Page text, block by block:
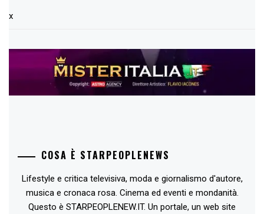
x
COSA È STARPEOPLENEWS
Lifestyle e critica televisiva, moda e giornalismo d'autore,
musica e cronaca rosa. Cinema ed eventi e mondanità.
Questo è STARPEOPLENEW.IT. Un portale, un web site